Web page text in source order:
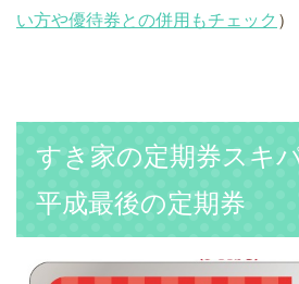
い方や優待券との併用もチェック ）
すき家の定期券スキ
平成最後の定期券